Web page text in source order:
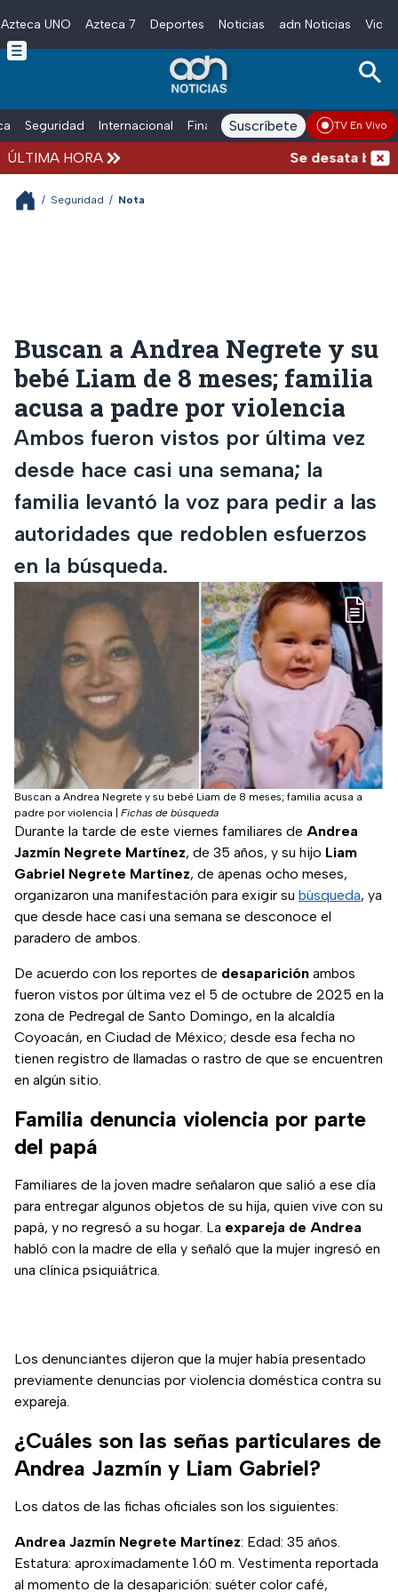
Skip to main content
Azteca UNO Azteca 7 Deportes Noticias adn Noticias
Seguridad Internacional Finanzas adn Noticias Radio
Suscríbete TV En Vivo
ÚLTIMA HORA Se desata
/ Seguridad / Nota
Buscan a Andrea Negrete y su
bebé Liam de 8 meses; familia
acusa a padre por violencia
Ambos fueron vistos por última vez
desde hace casi una semana; la
familia levantó la voz para pedir a las
autoridades que redoblen esfuerzos
en la búsqueda.
Buscan a Andrea Negrete y su bebé Liam de 8 meses; familia acusa a
padre por violencia
Fichas de búsqueda
Durante la tarde de este viernes familiares de Andrea
Jazmín Negrete Martínez, de 35 años, y su hijo Liam
Gabriel Negrete Martínez, de apenas ocho meses,
organizaron una manifestación para exigir su búsqueda, ya
que desde hace casi una semana se desconoce el
paradero de ambos.
De acuerdo con los reportes de desaparición ambos
fueron vistos por última vez el 5 de octubre de 2025 en la
zona de Pedregal de Santo Domingo, en la alcaldía
Coyoacán, en Ciudad de México; desde esa fecha no
tienen registro de llamadas o rastro de que se encuentren
en algún sitio.
Familia denuncia violencia por parte
del papá
Familiares de la joven madre señalaron que salió a ese día
para entregar algunos objetos de su hija, quien vive con su
papá, y no regresó a su hogar. La expareja de Andrea
habló con la madre de ella y señaló que la mujer ingresó en
una clínica psiquiátrica.
Los denunciantes dijeron que la mujer había presentado
previamente denuncias por violencia doméstica contra su
expareja.
¿Cuáles son las señas particulares de
Andrea Jazmín y Liam Gabriel?
Los datos de las fichas oficiales son los siguientes:
Andrea Jazmín Negrete Martínez: Edad: 35 años.
Estatura: aproximadamente 1.60 m. Vestimenta reportada
al momento de la desaparición: suéter color café,